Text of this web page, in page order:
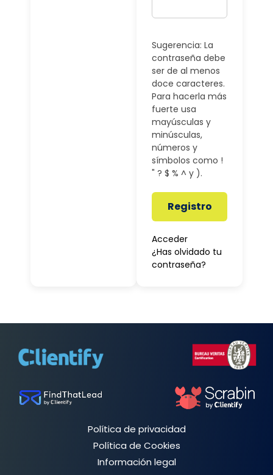
Sugerencia: La
contraseña debe
ser de al menos
doce caracteres.
Para hacerla más
fuerte usa
mayúsculas y
minúsculas,
números y
símbolos como !
" ? $ % ^ y ).
Registro
Acceder
¿Has olvidado tu
contraseña?
Política de privacidad
Política de Cookies
Información legal